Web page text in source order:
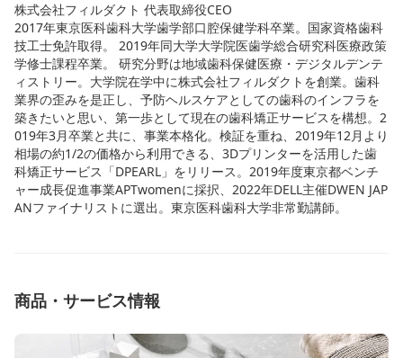
株式会社フィルダクト 代表取締役CEO
2017年東京医科歯科大学歯学部口腔保健学科卒業。国家資格歯科
技工士免許取得。 2019年同大学大学院医歯学総合研究科医療政策
学修士課程卒業。 研究分野は地域歯科保健医療・デジタルデンテ
ィストリー。大学院在学中に株式会社フィルダクトを創業。歯科
業界の歪みを是正し、予防ヘルスケアとしての歯科のインフラを
築きたいと思い、第一歩として現在の歯科矯正サービスを構想。2
019年3月卒業と共に、事業本格化。検証を重ね、2019年12月より
相場の約1/2の価格から利用できる、3Dプリンターを活用した歯
科矯正サービス「DPEARL」をリリース。2019年度東京都ベンチ
ャー成長促進事業APTwomenに採択、2022年DELL主催DWEN JAP
ANファイナリストに選出。東京医科歯科大学非常勤講師。
商品・サービス情報